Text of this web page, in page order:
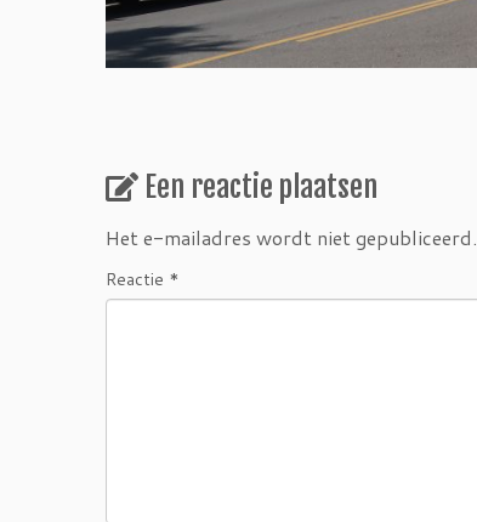
Een reactie plaatsen
Het e-mailadres wordt niet gepubliceerd.
Reactie *